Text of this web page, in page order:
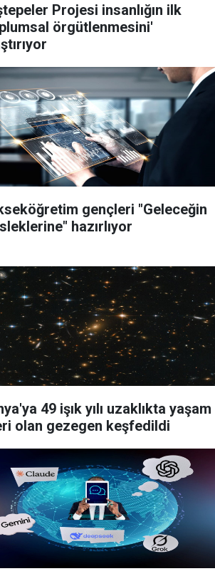
Projesi insanlığın ilk
örgütlenmesini'
gençleri "Geleceğin
hazırlıyor
49 işık yılı uzaklıkta yaşam
olan gezegen keşfedildi